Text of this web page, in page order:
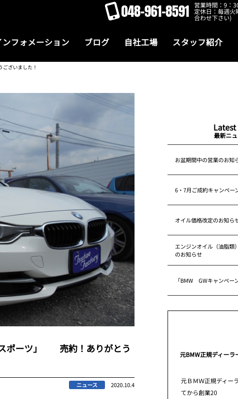
048-961-8591 営業時間：9：
定休日：毎週火
合わせ下さい)
ンフォメーション ブログ 自社工場 スタッフ紹介
ざいました！
ポーツ」 売約！ありがとう
ニュース 2020.10.4
最新ニ
お盆期間中の営業のお知
6・7月ご成約キャンペー
オイル価格改定のお知ら
エンジンオイル（油脂類
のお知らせ
「BMW GWキャンペー
元BMW正規ディーラ
元ＢＭＷ正規ディー
てから創業20